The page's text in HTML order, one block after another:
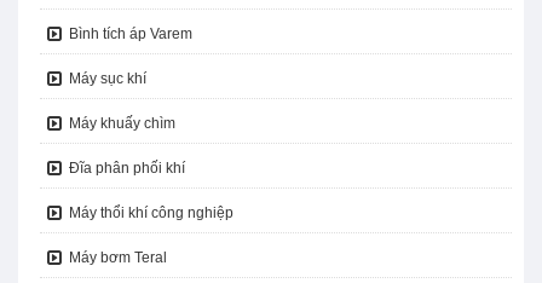
Bình tích áp Varem
Máy sục khí
Máy khuấy chìm
Đĩa phân phối khí
Máy thổi khí công nghiệp
Máy bơm Teral